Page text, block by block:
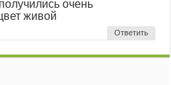
очень
живой
Ответить